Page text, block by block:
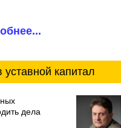
капитал
дела